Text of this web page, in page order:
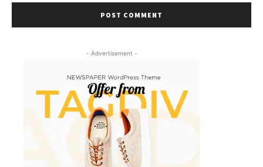
- Advertisement -